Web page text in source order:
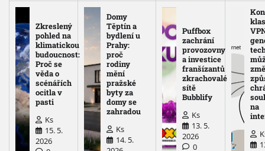
Zkreslený
pohled na
klimatickou
budoucnost:
Proč se
věda o
scénářích
ocitla v
pasti
Ks
15. 5.
2026
Domy
Těptín a
bydlení u
Prahy:
proč
rodiny
mění
pražské
byty za
domy se
zahradou
Ks
14. 5.
Puffbox
zachrání
provozovny
a investice
franšízantů
zkrachovalé
sítě
Bubblify
Ks
13. 5.
2026
0
na